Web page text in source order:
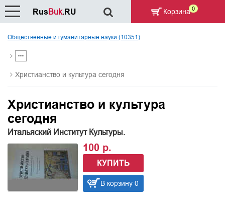
Общественные и гуманитарные науки (10351)
Христианство и культура сегодня
Христианство и культура
сегодня
Итальяский Институт Культуры.
100 р.
КУПИТЬ
В корзину 0
RusBuk.RU Корзина 0